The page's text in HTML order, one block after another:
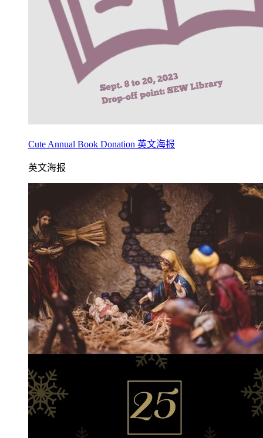
Cute Annual Book Donation 英文海报
英文海报